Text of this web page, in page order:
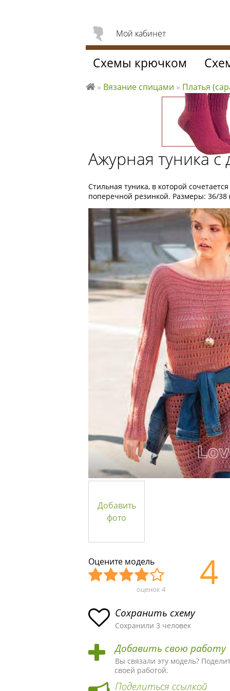
Ажурная туника
Стильная туника, в которой
поперечной резинкой. Размеры: 36/38
Добавить
фото
Оцените модель
асн
ая
ма
пло
хая
ма
ыч
ная
ма
Хор
ая
ма
Отл
ая
ма!
оценок 4 4
Сохранить схему
Сохранили 3 человек
Добавить свою работу
Вы связали эту модель?
своей работой.
Поделиться ссылкой
Мой кабинет
Схемы крючком
вя
ть
» Вязание спицами » Платья